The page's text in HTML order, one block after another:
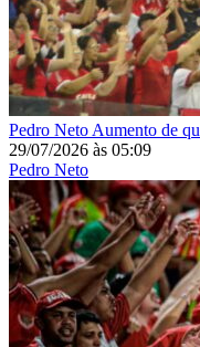
Pedro Neto Aumento de
29/07/2026 às 05:09
Pedro Neto